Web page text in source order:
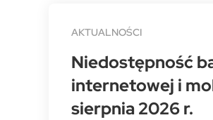
AKTUALNOŚCI
Niedostępność
internetowej i
sierpnia 2026 r.